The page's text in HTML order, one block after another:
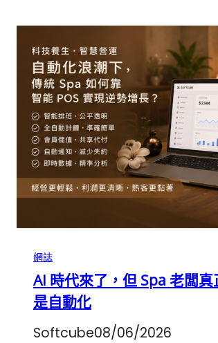
網誌
AI 時代來了，但 Spa 老闆
是自動化
Softcube08/06/2026